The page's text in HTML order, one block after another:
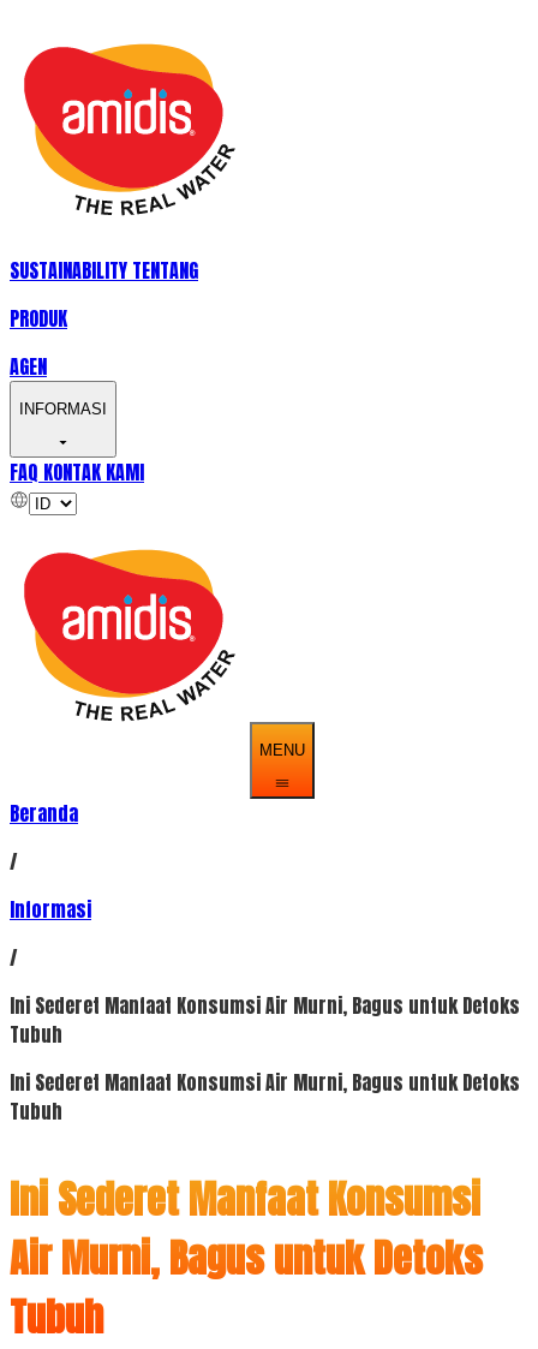
SUSTAINABILITY TENTANG
PRODUK
AGEN
INFORMASI
FAQ KONTAK KAMI
MENU
Beranda
/
Informasi
/
Ini Sederet Manfaat Konsumsi Air Murni, Bagus untuk Detoks
Tubuh
Ini Sederet Manfaat Konsumsi Air Murni, Bagus untuk Detoks
Tubuh
Ini Sederet Manfaat Konsumsi
Air Murni, Bagus untuk Detoks
Tubuh